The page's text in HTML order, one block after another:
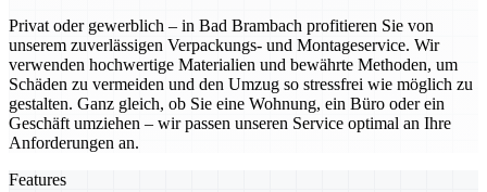
Privat oder gewerblich – in Bad Brambach profitieren Sie von
unserem zuverlässigen Verpackungs- und Montageservice. Wir
verwenden hochwertige Materialien und bewährte Methoden, um
Schäden zu vermeiden und den Umzug so stressfrei wie möglich zu
gestalten. Ganz gleich, ob Sie eine Wohnung, ein Büro oder ein
Geschäft umziehen – wir passen unseren Service optimal an Ihre
Anforderungen an.
Features